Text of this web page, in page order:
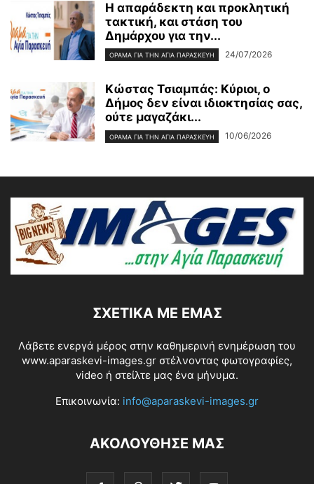
Η απαράδεκτη και προκλητική
τακτική, και στάση του
Δημάρχου για την...
ΌΡΑΜΑ ΓΙΑ ΤΗΝ ΑΓΊΑ ΠΑΡΑΣΚΕΥΉ 24/07/2026
Kώστας Τσιαμπάς: Κύριοι, ο
Δήμος δεν είναι ιδιοκτησίας σας,
ούτε μαγαζάκι...
ΌΡΑΜΑ ΓΙΑ ΤΗΝ ΑΓΊΑ ΠΑΡΑΣΚΕΥΉ 10/06/2026
ΣΧΕΤΙΚΆ ΜΕ ΕΜΆΣ
Λάβετε ενεργά μέρος στην καθημερινή ενημέρωση του
www.aparaskevi-images.gr στέλνοντας φωτογραφίες,
video ή στείλτε μας ένα μήνυμα.
Επικοινωνία: info@aparaskevi-images.gr
ΑΚΟΛΟΥΘΗΣΕ ΜΑΣ